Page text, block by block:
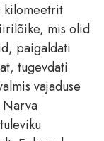
kilomeetrit
mis olid
paigaldati
tugevdati
vajaduse
Narva